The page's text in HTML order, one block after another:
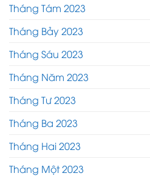
Tháng Tám 2023
Tháng Bảy 2023
Tháng Sáu 2023
Tháng Năm 2023
Tháng Tư 2023
Tháng Ba 2023
Tháng Hai 2023
Tháng Một 2023